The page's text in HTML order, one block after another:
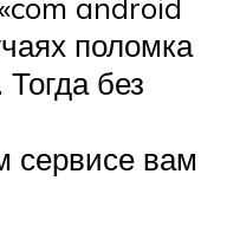
android
поломка
без
сервисе вам